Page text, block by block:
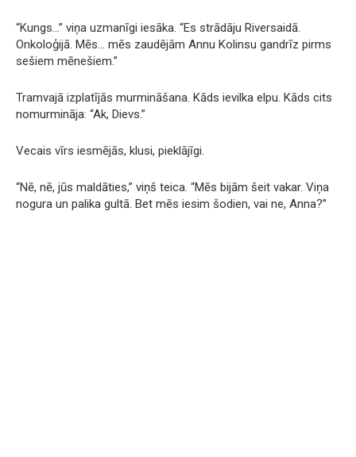
“Kungs…” viņa uzmanīgi iesāka. “Es strādāju Riversaidā.
Onkoloģijā. Mēs… mēs zaudējām Annu Kolinsu gandrīz pirms
sešiem mēnešiem.”
Tramvajā izplatījās murmināšana. Kāds ievilka elpu. Kāds cits
nomurmināja: “Ak, Dievs.”
Vecais vīrs iesmējās, klusi, pieklājīgi.
“Nē, nē, jūs maldāties,” viņš teica. “Mēs bijām šeit vakar. Viņa
nogura un palika gultā. Bet mēs iesim šodien, vai ne, Anna?”